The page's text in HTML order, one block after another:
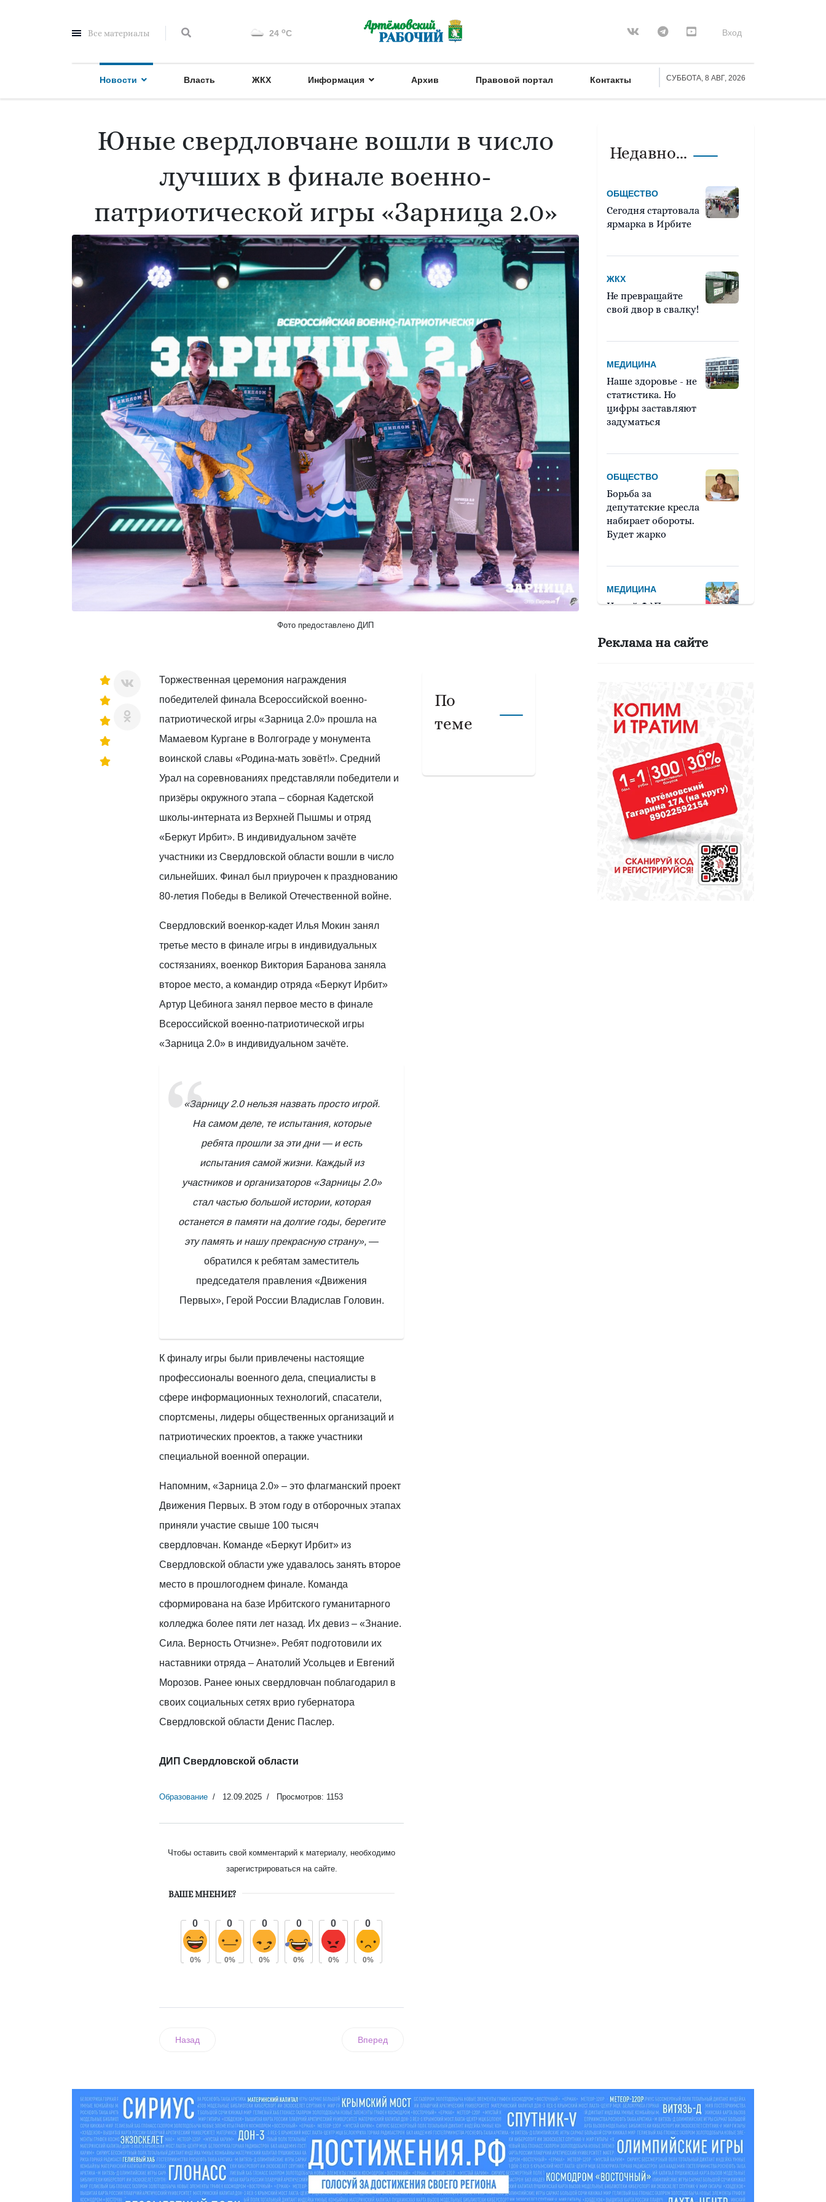
Все материалы 24 oC Вход
Новости Власть ЖКХ Информация Архив Правовой портал Контакты СУББОТА, 8 АВГ, 2026
Юные свердловчане вошли в число
лучших в финале военно-
патриотической игры «Зарница 2.0»
Фото предоставлено ДИП
Торжественная церемония награждения
победителей финала Всероссийской военно-
патриотической игры «Зарница 2.0» прошла на
Мамаевом Кургане в Волгограде у монумента
воинской славы «Родина-мать зовёт!». Средний
Урал на соревнованиях представляли победители и
призёры окружного этапа – сборная Кадетской
школы-интерната из Верхней Пышмы и отряд
«Беркут Ирбит». В индивидуальном зачёте
участники из Свердловской области вошли в число
сильнейших. Финал был приурочен к празднованию
80-летия Победы в Великой Отечественной войне.
Свердловский военкор-кадет Илья Мокин занял
третье место в финале игры в индивидуальных
состязаниях, военкор Виктория Баранова заняла
второе место, а командир отряда «Беркут Ирбит»
Артур Цебинога занял первое место в финале
Всероссийской военно-патриотической игры
«Зарница 2.0» в индивидуальном зачёте.
«Зарницу 2.0 нельзя назвать просто игрой.
На самом деле, те испытания, которые
ребята прошли за эти дни — и есть
испытания самой жизни. Каждый из
участников и организаторов «Зарницы 2.0»
стал частью большой истории, которая
останется в памяти на долгие годы, берегите
эту память и нашу прекрасную страну», —
обратился к ребятам заместитель
председателя правления «Движения
Первых», Герой России Владислав Головин.
К финалу игры были привлечены настоящие
профессионалы военного дела, специалисты в
сфере информационных технологий, спасатели,
спортсмены, лидеры общественных организаций и
патриотических проектов, а также участники
специальной военной операции.
Напомним, «Зарница 2.0» – это флагманский проект
Движения Первых. В этом году в отборочных этапах
приняли участие свыше 100 тысяч
свердловчан. Команде «Беркут Ирбит» из
Свердловской области уже удавалось занять второе
место в прошлогоднем финале. Команда
сформирована на базе Ирбитского гуманитарного
колледжа более пяти лет назад. Их девиз – «Знание.
Сила. Верность Отчизне». Ребят подготовили их
наставники отряда – Анатолий Усольцев и Евгений
Морозов. Ранее юных свердловчан поблагодарил в
своих социальных сетях врио губернатора
Свердловской области Денис Паслер.
ДИП Свердловской области
Образование 12.09.2025 Просмотров: 1153
Чтобы оставить свой комментарий к материалу, необходимо
зарегистрироваться на сайте.
ВАШЕ МНЕНИЕ?
0
0%
0
0%
0
0%
0
0%
0
0%
0
0%
Назад Вперед
По
теме
Недавно...
ОБЩЕСТВО
Сегодня стартовала
ярмарка в Ирбите
ЖКХ
Не превращайте
свой двор в свалку!
МЕДИЦИНА
Наше здоровье - не
статистика. Но
цифры заставляют
задуматься
ОБЩЕСТВО
Борьба за
депутатские кресла
набирает обороты.
Будет жарко
МЕДИЦИНА
Новый ФАП красив,
человек примут
участие в
легкоатлетическом
марафоне «Европа
– Азия»
ОБРАЗОВАНИЕ
Вы - лучший
школьный
библиотекарь?
Докажите это всей
стране!
Реклама на сайте